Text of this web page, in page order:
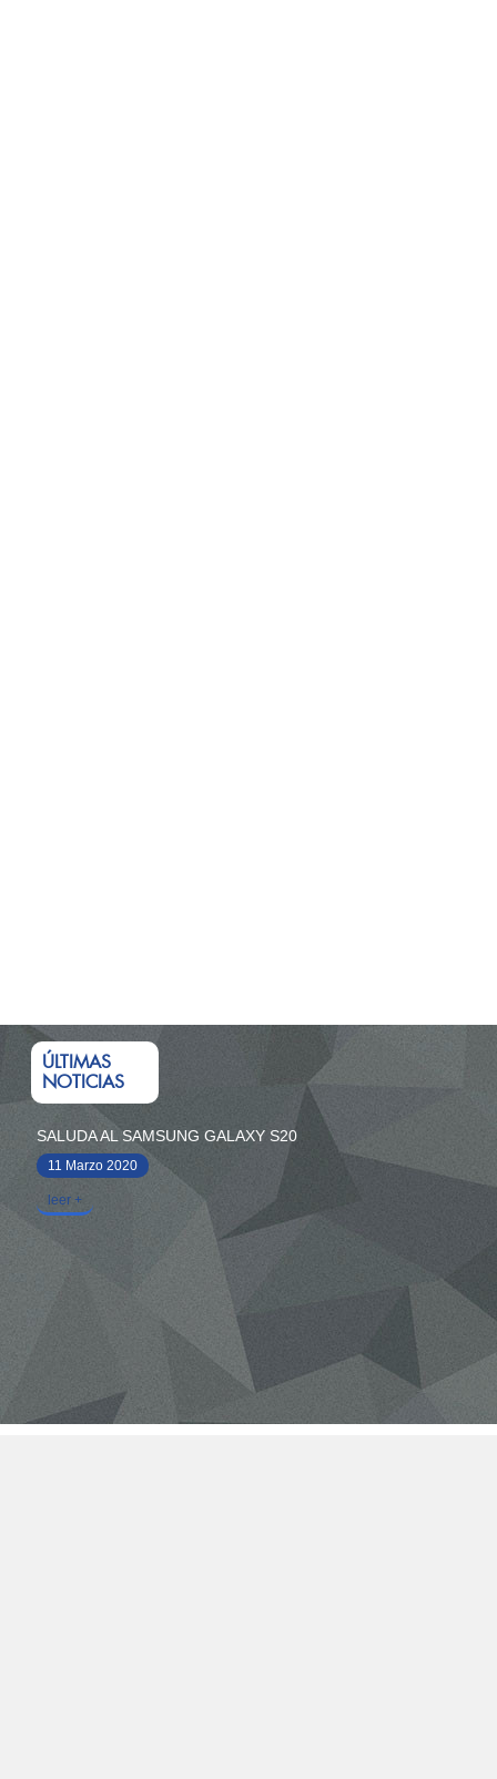
ÚLTIMAS
NOTICIAS
SALUDA AL SAMSUNG GALAXY S20
11 Marzo 2020
leer +